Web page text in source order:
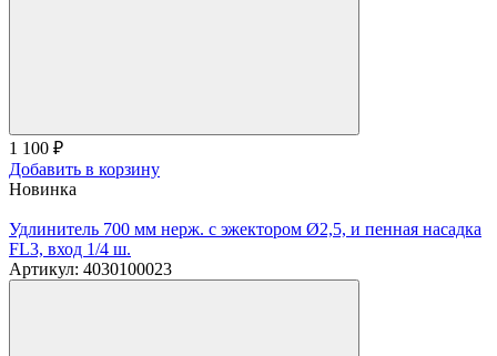
1 100 ₽
Добавить в корзину
Новинка
Удлинитель 700 мм нерж. с эжектором Ø2,5, и пенная насадка
FL3, вход 1/4 ш.
Артикул: 4030100023